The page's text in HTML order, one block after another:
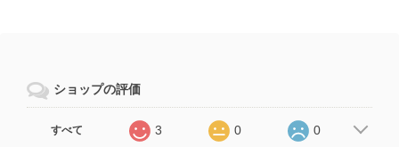
ショップの評価
すべて 3 0 0